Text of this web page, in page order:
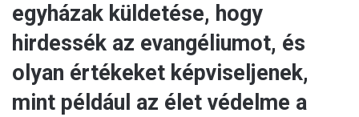
egyházak küldetése, hogy
hirdessék az evangéliumot, és
olyan értékeket képviseljenek,
mint például az élet védelme a